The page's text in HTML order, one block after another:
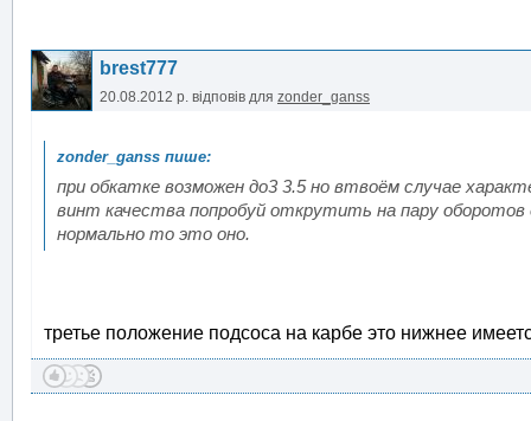
brest777
20.08.2012 р. відповів для zonder_ganss
при обкатке возможен до3 3.5 но втвоём случае
винт качества попробуй открутить на пару
нормально то это оно.
третье положение подсоса на карбе это нижнее